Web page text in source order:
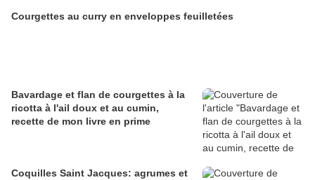
Courgettes au curry en enveloppes feuilletées
Bavardage et flan de courgettes à la
ricotta à l'ail doux et au cumin,
recette de mon livre en prime
Coquilles Saint Jacques: agrumes et